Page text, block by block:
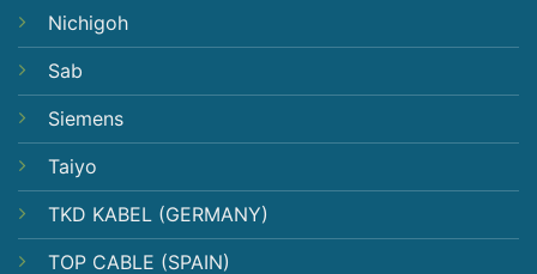
Nichigoh
Sab
Siemens
Taiyo
TKD KABEL (GERMANY)
TOP CABLE (SPAIN)